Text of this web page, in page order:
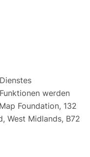
werden
Foundation, 132
West Midlands, B72